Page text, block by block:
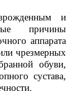
и
причины
аппарата
чрезмерных
обуви,
сустава,